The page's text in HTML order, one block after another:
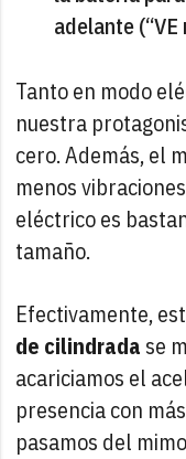
adelante
Tanto en modo
nuestra
cero. Además, el
menos
eléctrico es
tamaño.
Efectivamente,
de cilindrada se
acariciamos el
presencia con
pasamos del